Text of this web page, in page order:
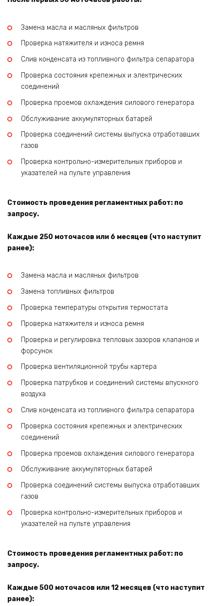
Замена масла и масляных фильтров
Проверка натяжителя и износа ремня
Слив конденсата из топливного фильтра сепаратора
Проверка состояния крепежных и электрических
соединений
Проверка проемов охлаждения силового генератора
Обслуживание аккумуляторных батарей
Проверка соединений системы выпуска отработавших
газов
Проверка контрольно-измерительных приборов и
указателей на пульте управления
Стоимость проведения регламентных работ: по
запросу.
Каждые 250 моточасов или 6 месяцев (что наступит
ранее):
Замена масла и масляных фильтров
Замена топливных фильтров
Проверка температуры открытия термостата
Проверка натяжителя и износа ремня
Проверка и регулировка тепловых зазоров клапанов и
форсунок
Проверка вентиляционной трубы картера
Проверка патрубков и соединений системы впускного
воздуха
Слив конденсата из топливного фильтра сепаратора
Проверка состояния крепежных и электрических
соединений
Проверка проемов охлаждения силового генератора
Обслуживание аккумуляторных батарей
Проверка соединений системы выпуска отработавших
газов
Проверка контрольно-измерительных приборов и
указателей на пульте управления
Стоимость проведения регламентных работ: по
запросу.
Каждые 500 моточасов или 12 месяцев (что наступит
ранее):